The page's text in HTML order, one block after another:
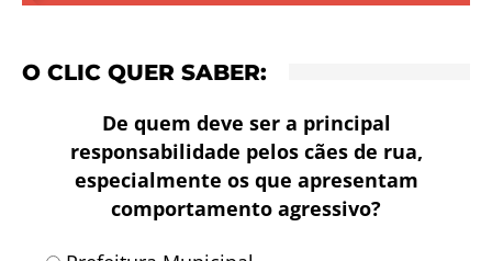
O CLIC QUER SABER:
De quem deve ser a principal
responsabilidade pelos cães de rua,
especialmente os que apresentam
comportamento agressivo?